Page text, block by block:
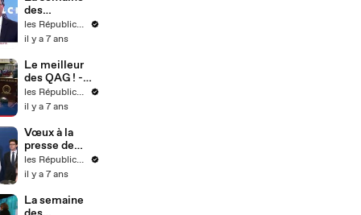
des
Républicains !
- Semaine 4
les Républicains
il y a 7 ans
Le meilleur
des QAG ! -
Semaine 4les Républicains
il y a 7 ans
Vœux à la
presse de
l'équipe
dirigeante - 21
(17)
les Républicains
il y a 7 ans
La semaine